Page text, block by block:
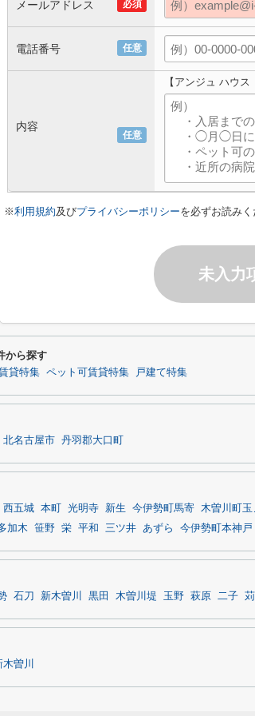
必須
メールアドレス
任意
電話番号
任意
内容
【アンジュ ハウ
※利用規約及びプライバシーポリシーを必ずお読み
未入力
から探す
貸特集 ペット可賃貸特集 戸建て特集
北名古屋市 丹羽郡大口町
西五城 本町 光明寺 新生 今伊勢町馬寄 木曽川町玉
加木 笹野 栄 平和 三ツ井 あずら 今伊勢町本神戸
石刀 新木曽川 黒田 木曽川堤 玉野 萩原 二子
木曽川